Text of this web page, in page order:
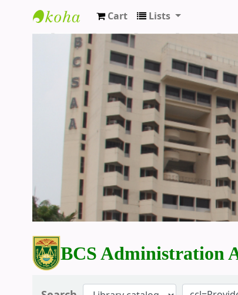
BCS Administration Academy
Cart Lists
BCS Administration